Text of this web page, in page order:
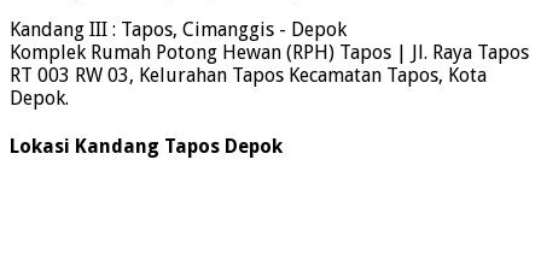
Kandang III : Tapos, Cimanggis - Depok
Komplek Rumah Potong Hewan (RPH) Tapos | Jl. Raya Tapos
RT 003 RW 03, Kelurahan Tapos Kecamatan Tapos, Kota
Depok.
Lokasi Kandang Tapos Depok